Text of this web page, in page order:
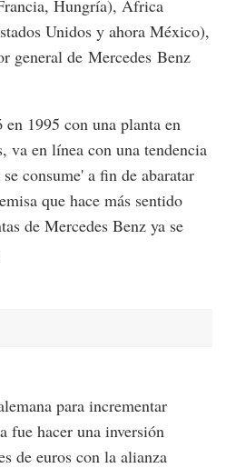
Hungría), África
Unidos y ahora México),
general de Mercedes Benz
1995 con una planta en
va en línea con una tendencia
consume' a fin de abaratar
que hace más sentido
de Mercedes Benz ya se
para incrementar
fue hacer una inversión
de euros con la alianza